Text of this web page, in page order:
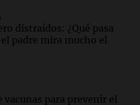
distraídos: ¿Qué pasa
padre mira mucho el
vacunas para prevenir el